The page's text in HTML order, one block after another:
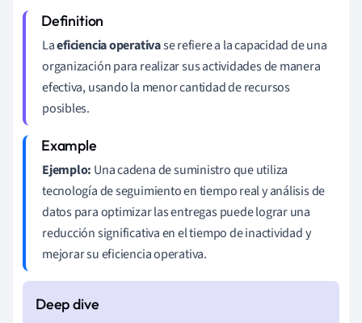
Laeficiencia operativase refiere a la capacidad de una
organización para realizar sus actividades de manera
efectiva, usando la menor cantidad de recursos
posibles.
Ejemplo: Una cadena de suministro que utiliza
tecnología de seguimiento en tiempo real y análisis de
datos para optimizar las entregas puede lograr una
reducción significativa en el tiempo de inactividad y
mejorar su eficiencia operativa.